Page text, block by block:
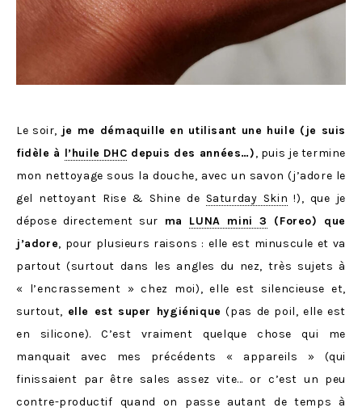
Le soir, je me démaquille en utilisant une huile (je suis
fidèle à l’huile DHC depuis des années…), puis je termine
mon nettoyage sous la douche, avec un savon (j’adore le
gel nettoyant Rise & Shine de Saturday Skin !), que je
dépose directement sur ma LUNA mini 3
(Foreo) que
j’adore, pour plusieurs raisons : elle est minuscule et va
partout (surtout dans les angles du nez, très sujets à
« l’encrassement » chez moi), elle est silencieuse et,
surtout, elle est super hygiénique (pas de poil, elle est
en silicone). C’est vraiment quelque chose qui me
manquait avec mes précédents « appareils » (qui
finissaient par être sales assez vite… or c’est un peu
contre-productif quand on passe autant de temps à